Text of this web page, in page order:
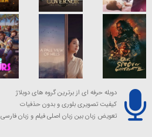
دوبله حرفه ای از برترین گروه های دوبلاژ
کیفیت تصویری بلوری و بدون حذفیات
تعویض زبان بین زبان اصلی فیلم و زبان فارسی